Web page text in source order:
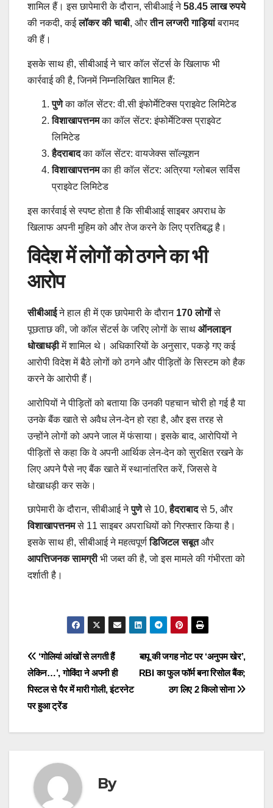
शामिल हैं। इस छापेमारी के दौरान, सीबीआई ने58.45 लाख रुपये
की नकदी, कईलॉकर की चाबी, औरतीन लग्जरी गाड़ियांबरामद
की हैं।
इसके साथ ही, सीबीआई ने चार कॉल सेंटर्स के खिलाफ भी
कार्रवाई की है, जिनमें निम्नलिखित शामिल हैं:
पुणेका कॉल सेंटर: वी.सी इंफोर्मेटिक्स प्राइवेट लिमिटेड
विशाखापत्तनमका कॉल सेंटर: इंफोर्मेटिक्स प्राइवेट
लिमिटेड
हैदराबादका कॉल सेंटर: वायजेक्स सॉल्यूशन
विशाखापत्तनमका ही कॉल सेंटर: अत्रिया ग्लोबल सर्विस
प्राइवेट लिमिटेड
इस कार्रवाई से स्पष्ट होता है कि सीबीआई साइबर अपराध के
खिलाफ अपनी मुहिम को और तेज करने के लिए प्रतिबद्ध है।
विदेश में लोगों को ठगने का भी
आरोप
सीबीआईने हाल ही में एक छापेमारी के दौरान 170 लोगोंसे
पूछताछ की, जो कॉल सेंटर्स के जरिए लोगों के साथ ऑनलाइन
धोखाधड़ीमें शामिल थे। अधिकारियों के अनुसार, पकड़े गए कई
आरोपी विदेश में बैठे लोगों को ठगने और पीड़ितों के सिस्टम को हैक
करने के आरोपी हैं।
आरोपियों ने पीड़ितों को बताया कि उनकी पहचान चोरी हो गई है या
उनके बैंक खाते से अवैध लेन-देन हो रहा है, और इस तरह से
उन्होंने लोगों को अपने जाल में फंसाया। इसके बाद, आरोपियों ने
पीड़ितों से कहा कि वे अपनी आर्थिक लेन-देन को सुरक्षित रखने के
लिए अपने पैसे नए बैंक खाते में स्थानांतरित करें, जिससे वे
धोखाधड़ी कर सके।
छापेमारी के दौरान, सीबीआई नेपुणेसे 10,हैदराबादसे 5, और
विशाखापत्तनमसे 11 साइबर अपराधियों को गिरफ्तार किया है।
इसके साथ ही, सीबीआई ने महत्वपूर्णडिजिटल सबूतऔर
आपत्तिजनक सामग्रीभी जब्त की है, जो इस मामले की गंभीरता को
दर्शाती है।
Post
navigation
बापू की जगह नोट पर ‘अनुपम खेर’,
RBI का फुल फॉर्म बना रिसोल बैंक;
ठग लिए 2 किलो सोना
‘गोलियां आंखों से लगती हैं
लेकिन…’, गोविंदा ने अपनी ही
पिस्टल से पैर में मारी गोली, इंटरनेट
पर हुआ ट्रेंड
By